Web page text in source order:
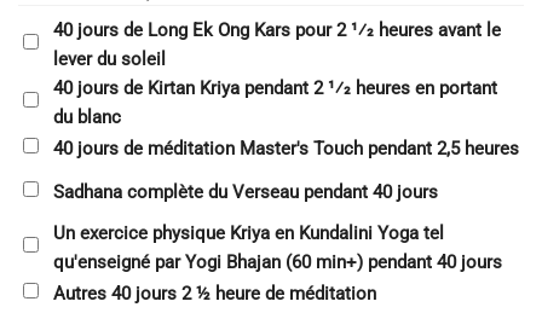
40 jours de Long Ek Ong Kars pour 2 1⁄2 heures avant le
lever du soleil
40 jours de Kirtan Kriya pendant 2 1⁄2 heures en portant
du blanc
40 jours de méditation Master's Touch pendant 2,5 heures
Sadhana complète du Verseau pendant 40 jours
Un exercice physique Kriya en Kundalini Yoga tel
qu'enseigné par Yogi Bhajan (60 min+) pendant 40 jours
Autres 40 jours 2 ½ heure de méditation